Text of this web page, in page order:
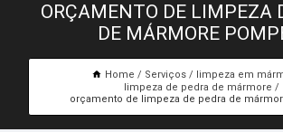
ORÇAMENTO DE LIMPEZA
DE MÁRMORE
Home Serviços
limpeza em
limpeza de pedra de mármore
orçamento de limpeza de pedra de